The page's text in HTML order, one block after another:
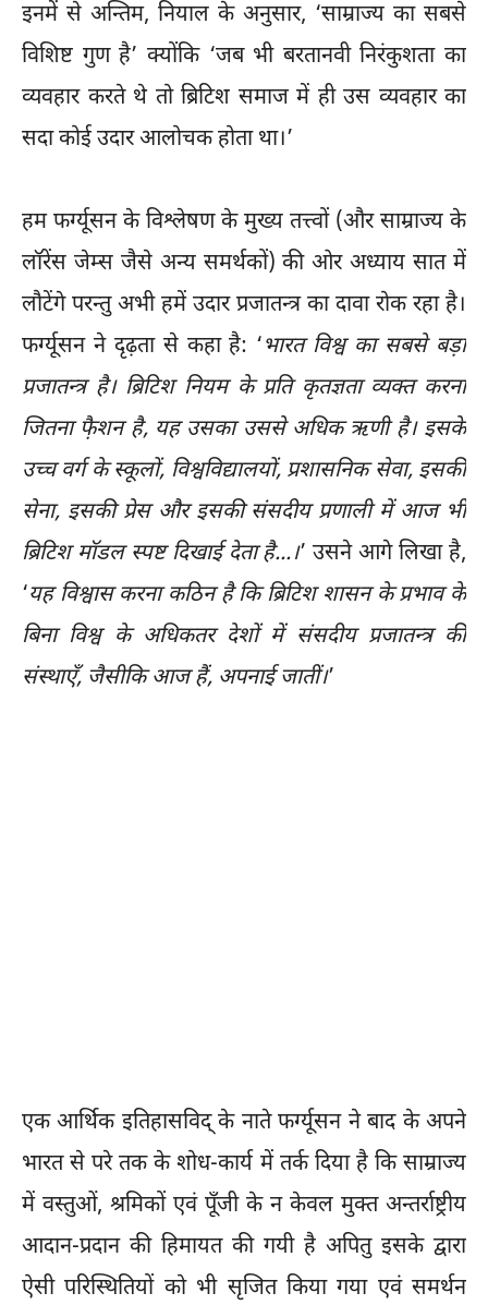
इनमें से अन्तिम, नियाल के अनुसार, ‘साम्राज्य का सबसे
विशिष्ट गुण है’ क्योंकि ‘जब भी बरतानवी निरंकुशता का
व्यवहार करते थे तो ब्रिटिश समाज में ही उस व्यवहार का
सदा कोई उदार आलोचक होता था।’
हम फर्ग्यूसन के विश्लेषण के मुख्य तत्त्वों (और साम्राज्य के
लॉरेंस जेम्स जैसे अन्य समर्थकों) की ओर अध्याय सात में
लौटेंगे परन्तु अभी हमें उदार प्रजातन्त्र का दावा रोक रहा है।
फर्ग्यूसन ने दृढ़ता से कहा है: ‘भारत विश्व का सबसे बड़ा
प्रजातन्त्र है। ब्रिटिश नियम के प्रति कृतज्ञता व्यक्त करना
जितना फै़शन है, यह उसका उससे अधिक ऋणी है। इसके
उच्च वर्ग के स्कूलों, विश्वविद्यालयों, प्रशासनिक सेवा, इसकी
सेना, इसकी प्रेस और इसकी संसदीय प्रणाली में आज भी
ब्रिटिश मॉडल स्पष्ट दिखाई देता है...।’ उसने आगे लिखा है,
‘यह विश्वास करना कठिन है कि ब्रिटिश शासन के प्रभाव के
बिना विश्व के अधिकतर देशों में संसदीय प्रजातन्त्र की
संस्थाएँ, जैसीकि आज हैं, अपनाई जातीं।’
एक आर्थिक इतिहासविद् के नाते फर्ग्यूसन ने बाद के अपने
भारत से परे तक के शोध-कार्य में तर्क दिया है कि साम्राज्य
में वस्तुओं, श्रमिकों एवं पूँजी के न केवल मुक्त अन्तर्राष्ट्रीय
आदान-प्रदान की हिमायत की गयी है अपितु इसके द्वारा
ऐसी परिस्थितियों को भी सृजित किया गया एवं समर्थन